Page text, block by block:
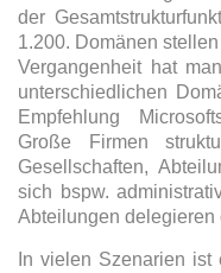
i
t
e
m
:
S
U
B
I
der
1.200. Domänen
Vergangenheit hat
unterschiedlichen
Empfehlung
Große Firmen
Gesellschaften,
sich bspw.
Abteilungen delegieren
In vielen Szenarien